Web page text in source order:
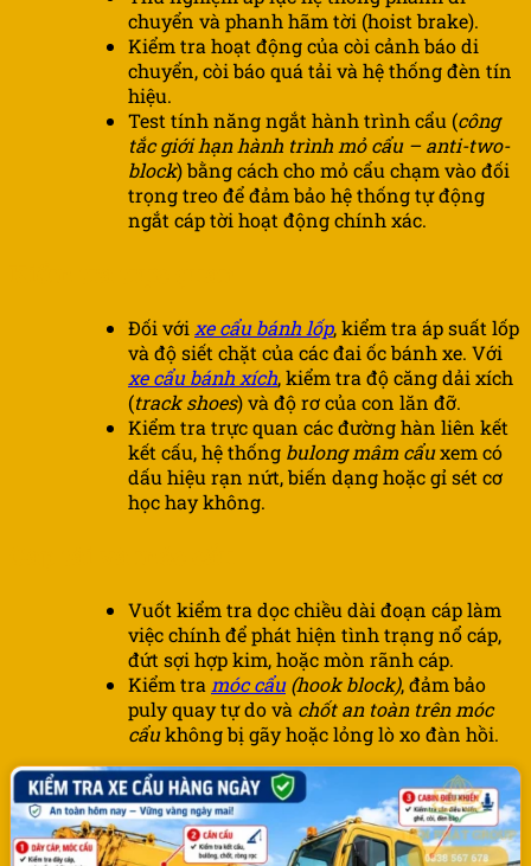
chuyển và phanh hãm tời (hoist brake).
Kiểm tra hoạt động của còi cảnh báo di
chuyển, còi báo quá tải và hệ thống đèn tín
hiệu.
Test tính năng ngắt hành trình cẩu (công
tắc giới hạn hành trình mỏ cẩu – anti-two-
block) bằng cách cho mỏ cẩu chạm vào đối
trọng treo để đảm bảo hệ thống tự động
ngắt cáp tời hoạt động chính xác.
Đối với xe cẩu bánh lốp, kiểm tra áp suất lốp
và độ siết chặt của các đai ốc bánh xe. Với
xe cẩu bánh xích, kiểm tra độ căng dải xích
(track shoes) và độ rơ của con lăn đỡ.
Kiểm tra trực quan các đường hàn liên kết
kết cấu, hệ thống bulong mâm cẩuxem có
dấu hiệu rạn nứt, biến dạng hoặc gỉ sét cơ
học hay không.
Vuốt kiểm tra dọc chiều dài đoạn cáp làm
việc chính để phát hiện tình trạng nổ cáp,
đứt sợi hợp kim, hoặc mòn rãnh cáp.
Kiểm tra móc cẩu(hook block), đảm bảo
puly quay tự do và chốt an toàn trên móc
cẩukhông bị gãy hoặc lỏng lò xo đàn hồi.